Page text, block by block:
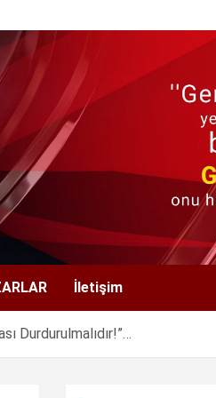
İletişim
Durdurulmalıdır!”…